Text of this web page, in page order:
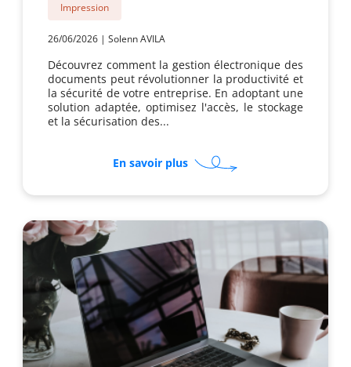
Impression
26/06/2026 | Solenn AVILA
Découvrez comment la gestion électronique des
documents peut révolutionner la productivité et
la sécurité de votre entreprise. En adoptant une
solution adaptée, optimisez l'accès, le stockage
et la sécurisation des...
En savoir plussur
Comment
gestion
des
documents
scannés
?